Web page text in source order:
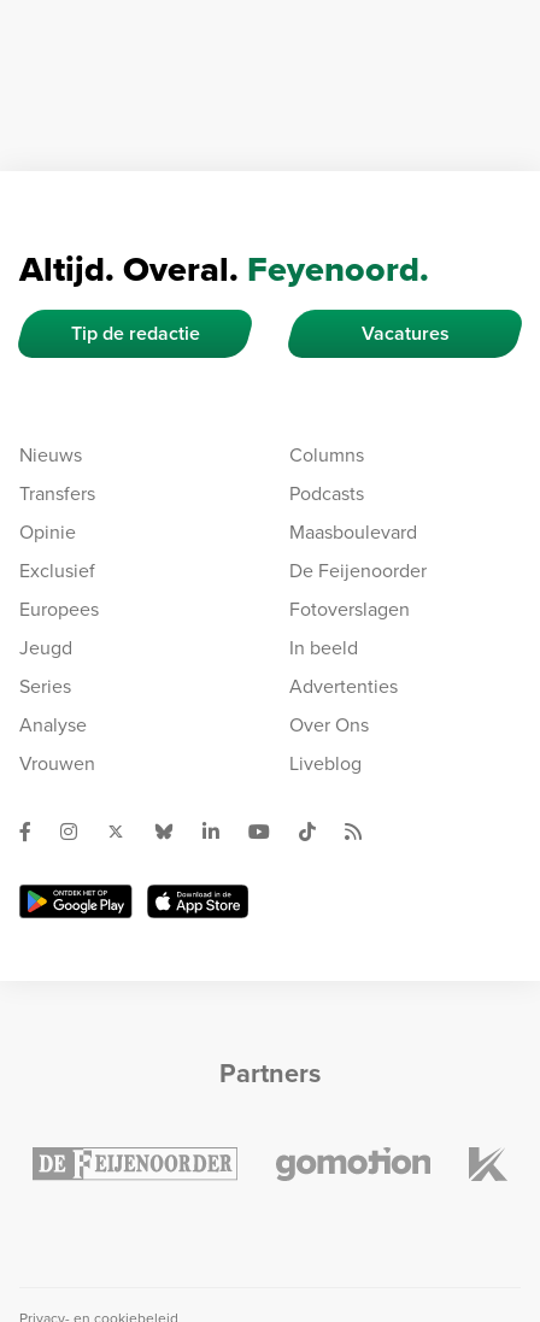
Altijd. Overal. Feyenoord.
Tip de redactie Vacatures
Nieuws
Transfers
Opinie
Exclusief
Europees
Jeugd
Series
Analyse
Vrouwen
Columns
Podcasts
Maasboulevard
De Feijenoorder
Fotoverslagen
In beeld
Advertenties
Over Ons
Liveblog
Partners